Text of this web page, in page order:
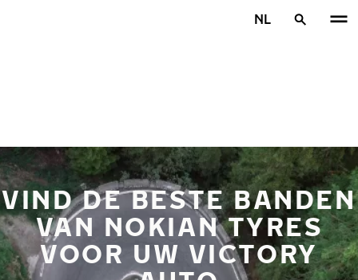
NL
VIND DE BESTE BANDEN
VAN NOKIAN TYRES
VOOR UW VICTORY